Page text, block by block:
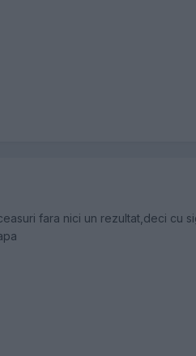
fara nici un rezultat,deci cu